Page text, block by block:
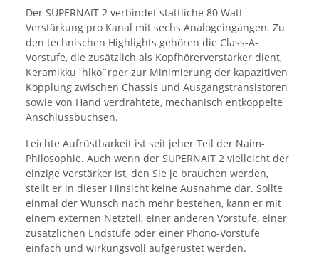
Der SUPERNAIT 2 verbindet stattliche 80 Watt
Verstärkung pro Kanal mit sechs Analogeingängen. Zu
den technischen Highlights gehören die Class-A-
Vorstufe, die zusätzlich als Kopfhörerverstärker dient,
Keramikku¨hlko¨rper zur Minimierung der kapazitiven
Kopplung zwischen Chassis und Ausgangstransistoren
sowie von Hand verdrahtete, mechanisch entkoppelte
Anschlussbuchsen.
Leichte Aufrüstbarkeit ist seit jeher Teil der Naim-
Philosophie. Auch wenn der SUPERNAIT 2 vielleicht der
einzige Verstärker ist, den Sie je brauchen werden,
stellt er in dieser Hinsicht keine Ausnahme dar. Sollte
einmal der Wunsch nach mehr bestehen, kann er mit
einem externen Netzteil, einer anderen Vorstufe, einer
zusätzlichen Endstufe oder einer Phono-Vorstufe
einfach und wirkungsvoll aufgerüstet werden.